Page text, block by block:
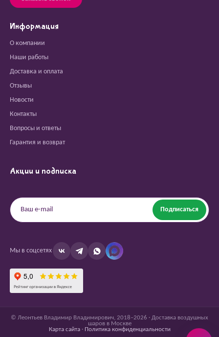
Информация
О компании
Наши работы
Доставка и оплата
Отзывы
Новости
Контакты
Вопросы и ответы
Гарантия и возврат
Акции и подписка
Подписаться
Мы в соцсетях
© Леонтьев Владимир Владимирович, 2018–2026 · Доставка воздушных
шаров в Москве
Карта сайта· Политика конфиденциальности